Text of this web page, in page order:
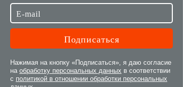
Нажимая на кнопку «Подписаться», я даю согласие
на обработку персональных данных в соответствии
с политикой в отношении обработки персональных